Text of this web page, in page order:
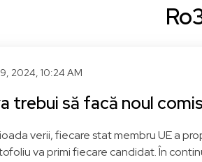
Vezi pagina
2024, 10:24 AM
trebui să facă noul
verii, fiecare stat membru UE a
va primi fiecare candidat. În